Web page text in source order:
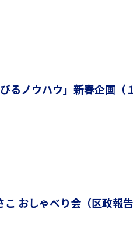
るノウハウ」新春企画（
おしゃべり会（区政報告